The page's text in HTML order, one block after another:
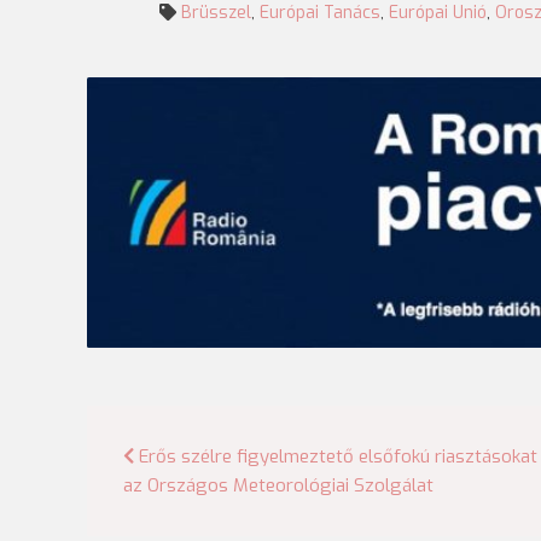
Brüsszel, Európai Tanács, Európai Unió,
Bejegyzés
navigáció
Erős szélre figyelmeztető elsőfokú
az Országos Meteorológiai Szolgálat